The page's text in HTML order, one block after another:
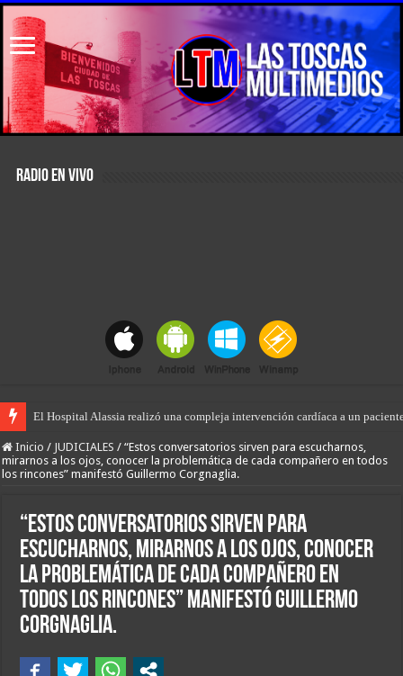
RADIO EN VIVO
Brillante procedimiento de “Los Pumas” de Tostado, Villa Minetti y
Inicio / JUDICIALES / “Estos conversatorios sirven para escucharnos,
mirarnos a los ojos, conocer la problemática de cada compañero en todos
los rincones” manifestó Guillermo Corgnaglia.
“Estos conversatorios sirven para
escucharnos, mirarnos a los ojos, conocer
la problemática de cada compañero en
todos los rincones” manifestó Guillermo
Corgnaglia.